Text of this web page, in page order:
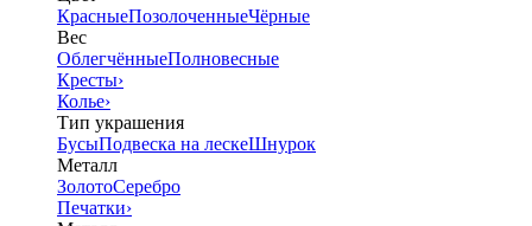
КрасныеПозолоченныеЧёрные
Вес
ОблегчённыеПолновесные
Кресты›
Колье›
Тип украшения
БусыПодвеска на лескеШнурок
Металл
ЗолотоСеребро
Печатки›